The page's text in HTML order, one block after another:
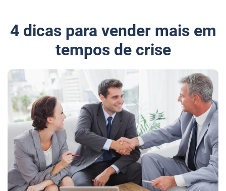
4 dicas para vender mais em
tempos de crise